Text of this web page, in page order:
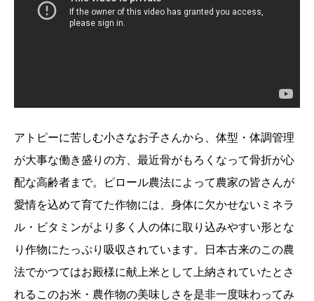
アトピーに苦しむ小さなお子さんから、体型・体調管理
が大事な働き盛りの方、最近骨がもろくなって骨折が心
配な高齢者まで。ピロール農法によって農家の皆さんが
愛情を込めて育てた作物には、身体に欠かせないミネラ
ル・ビタミンがより多く人の体に取り込みやすい形とな
り作物にたっぷり吸収されています。日本古来のこの農
法でかつてはお殿様に献上米として上納されていたとさ
れるこのお米・農作物の美味しさを是非一度味わってみ